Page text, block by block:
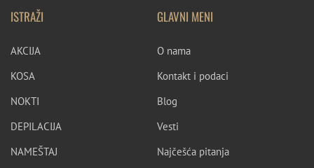
ISTRAŽI
AKCIJA
KOSA
NOKTI
DEPILACIJA
NAMEŠTAJ
GLAVNI MENI
O nama
Kontakt i podaci
Blog
Vesti
Najčešća pitanja